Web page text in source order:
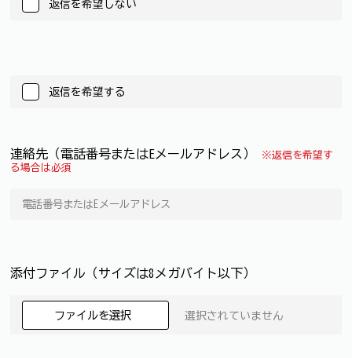
返信を希望しない
返信を希望する
連絡先（電話番号またはEメールアドレス）
※返信を希望す
る場合は必須
添付ファイル（サイズは8メガバイト以下）
ファイルを選択 選択されていません